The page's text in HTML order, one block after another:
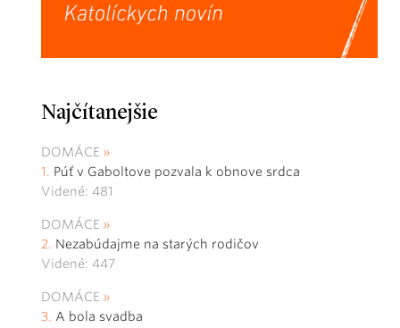
Najčítanejšie
DOMÁCE
Púť v Gaboltove pozvala k obnove srdca
Videné: 481
DOMÁCE
Nezabúdajme na starých rodičov
Videné: 447
DOMÁCE
A bola svadba